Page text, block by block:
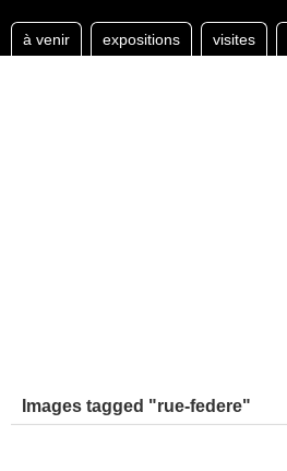
à venir expositions visites
Images tagged "rue-federe"